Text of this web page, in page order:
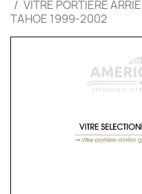
VITRE PORTIÈRE
TAHOE 1999-2002